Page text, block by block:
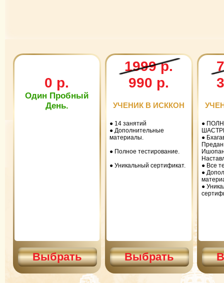
0 р.
Один Пробный
День.
1999 р.
990 р.
УЧЕНИК В ИСККОН
● 14 занятий
● Дополнительные
материалы.
● Полное тестирование.
● Уникальный сертификат.
●
●
● Все
●
●